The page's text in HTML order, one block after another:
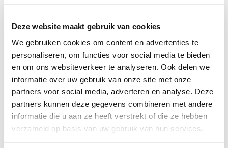
Deze website maakt gebruik van cookies
We gebruiken cookies om content en advertenties te
personaliseren, om functies voor social media te bieden
en om ons websiteverkeer te analyseren. Ook delen we
informatie over uw gebruik van onze site met onze
partners voor social media, adverteren en analyse. Deze
partners kunnen deze gegevens combineren met andere
informatie die u aan ze heeft verstrekt of die ze hebben
verzameld op basis van uw gebruik van hun services.